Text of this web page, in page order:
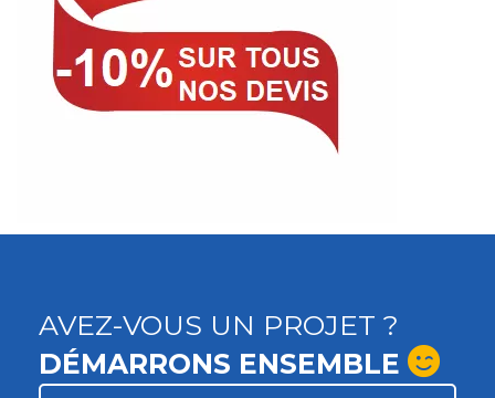
AVEZ-VOUS UN PROJET ?
DÉMARRONS ENSEMBLE